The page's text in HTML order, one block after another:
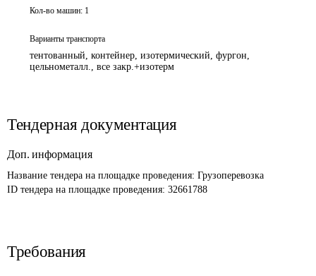
Кол-во машин: 1
Варианты транспорта
тентованный, контейнер, изотермический, фургон,
цельнометалл., все закр.+изотерм
Тендерная документация
Доп. информация
Название тендера на площадке проведения: Грузоперевозка
ID тендера на площадке проведения: 32661788
Требования